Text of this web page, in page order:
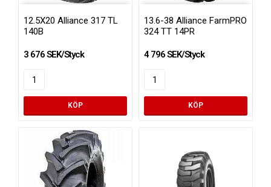
Lägg till i favoritlistan
12.5X20 Alliance 317 TL
140B
3 676 SEK/Styck
KÖP
13.6-38 Alliance FarmPRO
324 TT 14PR
4 796 SEK/Styck
KÖP